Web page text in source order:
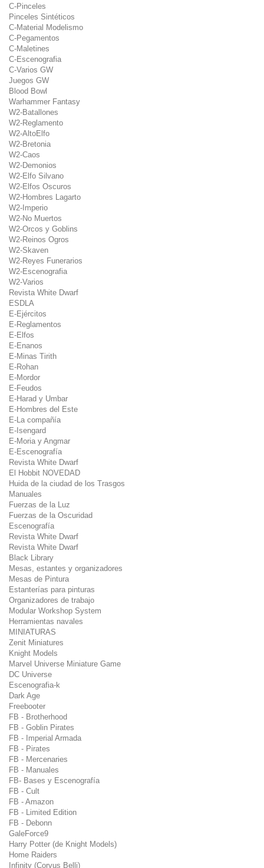
C-Pinceles
Pinceles Sintéticos
C-Material Modelismo
C-Pegamentos
C-Maletines
C-Escenografia
C-Varios GW
Juegos GW
Blood Bowl
Warhammer Fantasy
W2-Batallones
W2-Reglamento
W2-AltoElfo
W2-Bretonia
W2-Caos
W2-Demonios
W2-Elfo Silvano
W2-Elfos Oscuros
W2-Hombres Lagarto
W2-Imperio
W2-No Muertos
W2-Orcos y Goblins
W2-Reinos Ogros
W2-Skaven
W2-Reyes Funerarios
W2-Escenografia
W2-Varios
Revista White Dwarf
ESDLA
E-Ejércitos
E-Reglamentos
E-Elfos
E-Enanos
E-Minas Tirith
E-Rohan
E-Mordor
E-Feudos
E-Harad y Umbar
E-Hombres del Este
E-La compañía
E-Isengard
E-Moria y Angmar
E-Escenografía
Revista White Dwarf
El Hobbit NOVEDAD
Huida de la ciudad de los Trasgos
Manuales
Fuerzas de la Luz
Fuerzas de la Oscuridad
Escenografía
Revista White Dwarf
Revista White Dwarf
Black Library
Mesas, estantes y organizadores
Mesas de Pintura
Estanterías para pinturas
Organizadores de trabajo
Modular Workshop System
Herramientas navales
MINIATURAS
Zenit Miniatures
Knight Models
Marvel Universe Miniature Game
DC Universe
Escenografia-k
Dark Age
Freebooter
FB - Brotherhood
FB - Goblin Pirates
FB - Imperial Armada
FB - Pirates
FB - Mercenaries
FB - Manuales
FB- Bases y Escenografía
FB - Cult
FB - Amazon
FB - Limited Edition
FB - Debonn
GaleForce9
Harry Potter (de Knight Models)
Home Raiders
Infinity (Corvus Belli)